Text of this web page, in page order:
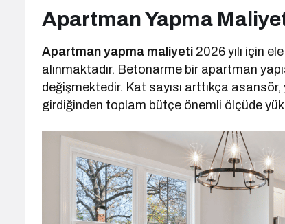
Apartman Yapma
Apartman yapma maliyeti 2026 yılı için
alınmaktadır. Betonarme bir apartman
değişmektedir. Kat sayısı arttıkça
girdiğinden toplam bütçe önemli ölçüde